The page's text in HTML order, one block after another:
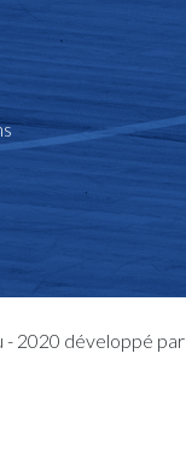
2020 développé par